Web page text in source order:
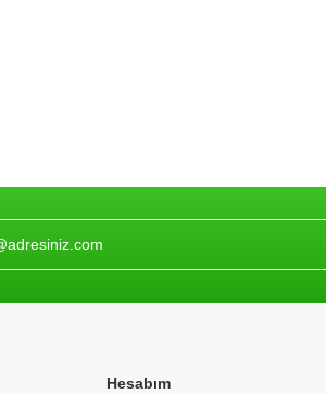
Hesabım